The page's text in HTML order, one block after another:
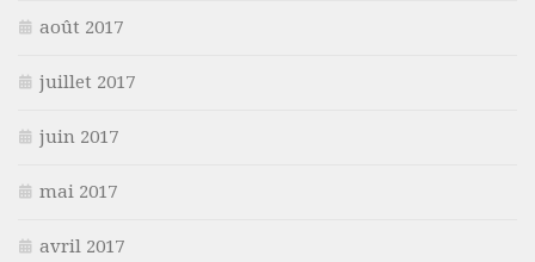
août 2017
juillet 2017
juin 2017
mai 2017
avril 2017